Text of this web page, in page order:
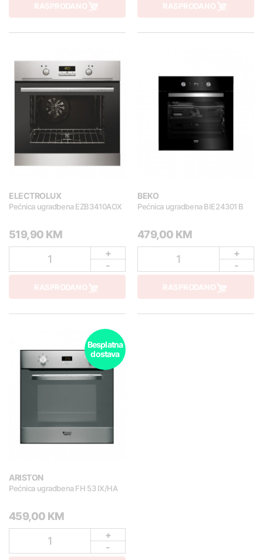
RASPRODANO RASPRODANO
ELECTROLUX
Pećnica ugradbena EZB3410AOX
519,90 KM
1
+
-
RASPRODANO
BEKO
Pećnica ugradbena BIE24301 B
479,00 KM
1
+
-
RASPRODANO
Besplatna
dostava
ARISTON
Pećnica ugradbena FH 53 IX/HA
459,00 KM
1
+
-